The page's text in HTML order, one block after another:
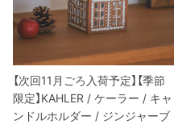
【次回11月ごろ入荷予定】【季節
限定】KAHLER / ケーラー / キャ
ンドルホルダー / ジンジャーブ